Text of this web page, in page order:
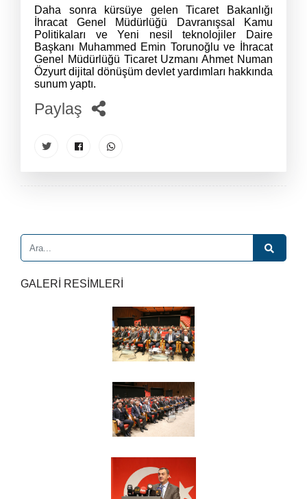
Daha sonra kürsüye gelen Ticaret Bakanlığı
İhracat Genel Müdürlüğü Davranışsal Kamu
Politikaları ve Yeni nesil teknolojiler Daire
Başkanı Muhammed Emin Torunoğlu ve İhracat
Genel Müdürlüğü Ticaret Uzmanı Ahmet Numan
Özyurt dijital dönüşüm devlet yardımları hakkında
sunum yaptı.
Paylaş
GALERİ RESİMLERİ